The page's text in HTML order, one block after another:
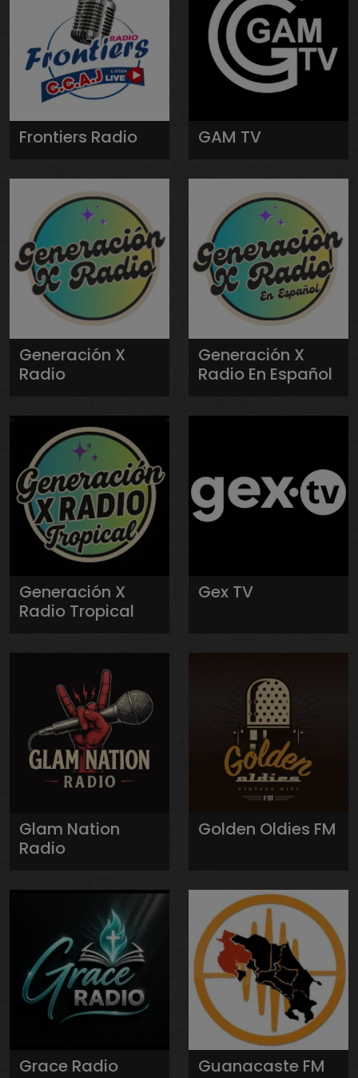
Frontiers Radio GAM TV
Generación X
Radio
Generación X
Radio En Español
Generación X
Radio Tropical
Gex TV
Glam Nation
Radio
Golden Oldies FM
Grace Radio Guanacaste FM